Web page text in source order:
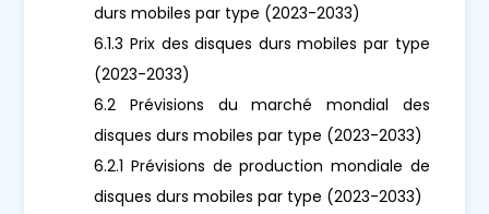
durs mobiles par type (2023-2033)
6.1.3 Prix des disques durs mobiles par type
(2023-2033)
6.2 Prévisions du marché mondial des
disques durs mobiles par type (2023-2033)
6.2.1 Prévisions de production mondiale de
disques durs mobiles par type (2023-2033)